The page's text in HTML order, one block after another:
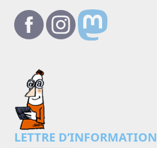
LETTRE D’INFORMATION